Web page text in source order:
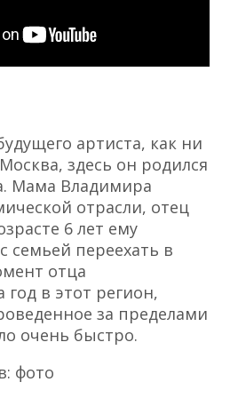
артиста, как ни
здесь он родился
Мама Владимира
отрасли, отец
6 лет ему
семьей переехать в
отца
в этот регион,
за пределами
очень быстро.
фото